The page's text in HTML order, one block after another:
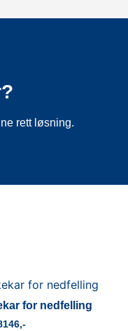
rett løsning.
for nedfelling